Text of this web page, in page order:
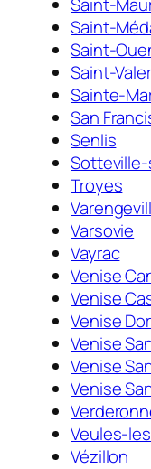
Saint-
Saint-
Saint-
Sainte-
San
Senlis
Troyes
Varsovie
Vayrac
Venise
Venise
Venise
Venise
Venise
Venise
Veules-
Vézillon